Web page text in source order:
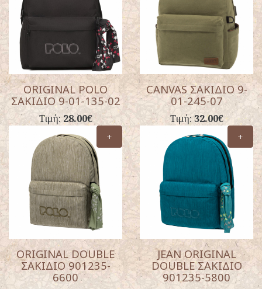
ORIGINAL POLO
ΣΑΚΙΔΙΟ 9-01-135-02
Τιμή: 28.00€
CANVAS ΣΑΚΙΔΙΟ 9-
01-245-07
Τιμή: 32.00€
+
ORIGINAL DOUBLE
ΣΑΚΙΔΙΟ 901235-
6600
+
JEAN ORIGINAL
DOUBLE ΣΑΚΙΔΙΟ
901235-5800